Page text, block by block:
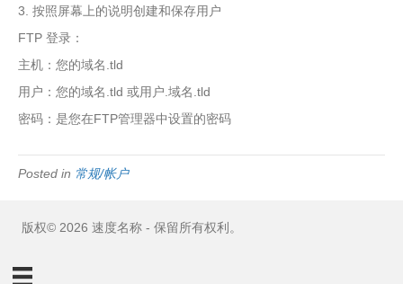
3. 按照屏幕上的说明创建和保存用户
FTP 登录：
主机：您的域名.tld
用户：您的域名.tld 或用户.域名.tld
密码：是您在FTP管理器中设置的密码
Posted in 常规/帐户
版权© 2026 速度名称 - 保留所有权利。